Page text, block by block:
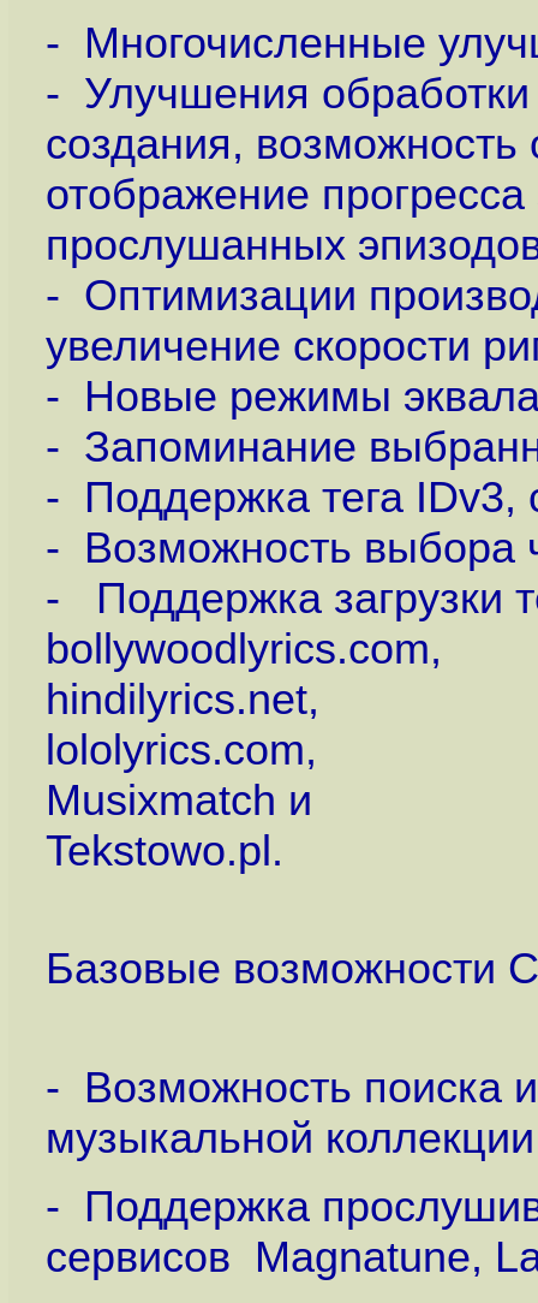
- Многочисленные
- Улучшения обработки
создания, возможность
отображение
прослушанных
- Оптимизации
увеличение скорости
- Новые режимы
- Запоминание
- Поддержка тега IDv3,
- Возможность выбора
- Поддержка загрузки
bollywoodlyrics.com,
hindilyrics.net,
lololyrics.com,
Musixmatch и
Tekstowo.pl.
Базовые возможности
- Возможность поиска
музыкальной
- Поддержка
сервисов Magnatune,